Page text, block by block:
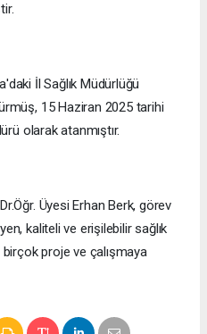
İl Sağlık Müdürlüğü
15 Haziran 2025 tarihi
olarak atanmıştır.
Üyesi Erhan Berk, görev
kaliteli ve erişilebilir sağlık
proje ve çalışmaya